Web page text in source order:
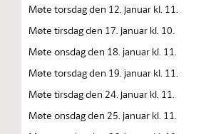
Møte torsdag den 12. januar kl. 11.
Møte tirsdag den 17. januar kl. 10.
Møte onsdag den 18. januar kl. 11.
Møte torsdag den 19. januar kl. 11.
Møte tirsdag den 24. januar kl. 11.
Møte onsdag den 25. januar kl. 11.